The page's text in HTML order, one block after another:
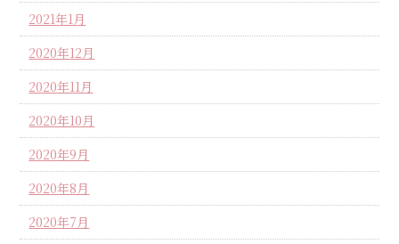
2021年1月
2020年12月
2020年11月
2020年10月
2020年9月
2020年8月
2020年7月